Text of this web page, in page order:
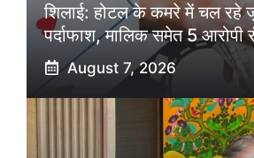
शिलाई: होटल के कमरे में चल
पर्दाफाश, मालिक समेत 5 आरोपी
August 7, 2026